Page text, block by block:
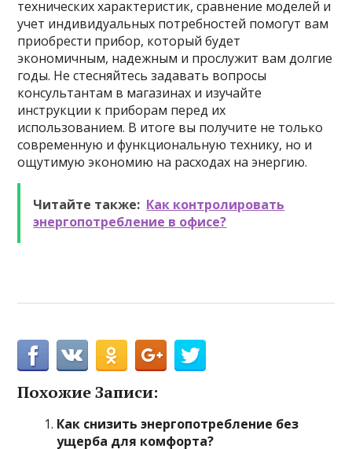
технических характеристик, сравнение моделей и
учет индивидуальных потребностей помогут вам
приобрести прибор, который будет
экономичным, надежным и прослужит вам долгие
годы. Не стесняйтесь задавать вопросы
консультантам в магазинах и изучайте
инструкции к приборам перед их
использованием. В итоге вы получите не только
современную и функциональную технику, но и
ощутимую экономию на расходах на энергию.
Читайте также: Как контролировать
энергопотребление в офисе?
Похожие Записи:
Как снизить энергопотребление без
ущерба для комфорта?